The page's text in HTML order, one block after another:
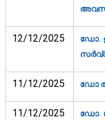
12/12/2025
ഡോ.
11/12/2025 ഡോ
11/12/2025
ഡോ.